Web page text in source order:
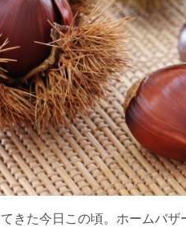
きた今日この頃。ホームバ